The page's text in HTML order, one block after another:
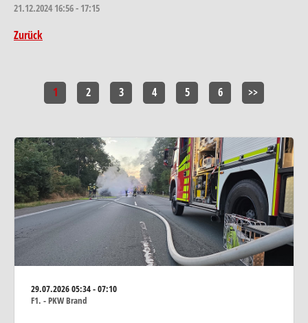
21.12.202416:56 - 17:15
Zurück
1 2 3 4 5 6 >>
29.07.202605:34 - 07:10
F1. - PKW Brand